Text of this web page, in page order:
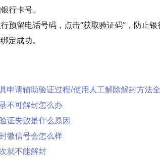
行卡号。
预留电话号码，点击“获取验证码”，防止
定成功。
申请辅助验证过程/使用人工解除解封方法
不可解封怎么办
证失败是什么原因
微信号会怎么样
就不能解封